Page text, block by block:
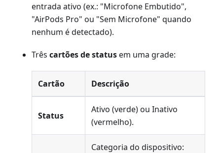
entrada ativo (ex.: "Microfone Embutido",
"AirPods Pro" ou "Sem Microfone" quando
nenhum é detectado).
Três cartões de statusem uma grade:
Cartão Descrição
Status
Ativo (verde) ou Inativo
(vermelho).
Categoria do dispositivo: